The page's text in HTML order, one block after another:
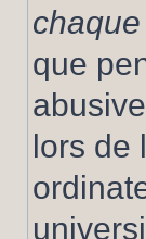
que
lors de